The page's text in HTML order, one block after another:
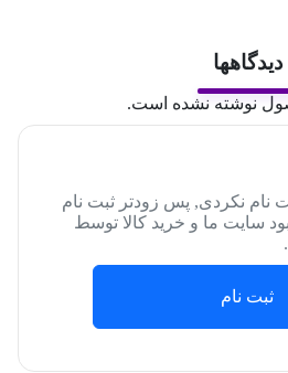
نوشته نشده است.
نکردی, پس زودتر ثبت نام
سایت ما و خرید کالا توسط
ثبت نام